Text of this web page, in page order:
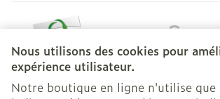
Nous utilisons des cookies pour
expérience utilisateur.
Notre boutique en ligne n'utilise que